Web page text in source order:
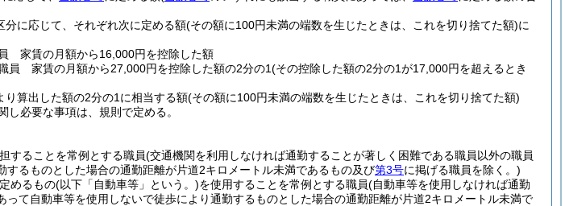
に応じて、それぞれ次に定める額(その額に100円未満の端数を生じたときは、これを切り捨てた額)に
家賃の月額から16,000円を控除した額
員 家賃の月額から27,000円を控除した額の2分の1(その控除した額の2分の1が17,000円を超えるとき
り算出した額の2分の1に相当する額(その額に100円未満の端数を生じたときは、これを切り捨てた額)
必要な事項は、規則で定める。
することを常例とする職員(交通機関を利用しなければ通勤することが著しく困難である職員以外の職員
るものとした場合の通勤距離が片道2キロメートル未満であるもの及び第3号に掲げる職員を除く。)
めるもの(以下「自動車等」という。)を使用することを常例とする職員(自動車等を使用しなければ通勤
て自動車等を使用しないで徒歩により通勤するものとした場合の通勤距離が片道2キロメートル未満で